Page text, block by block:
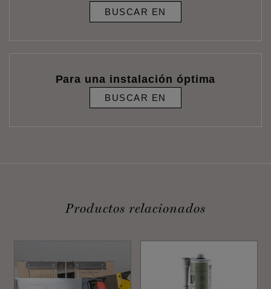
BUSCAR EN
Para una instalación óptima
BUSCAR EN
Productos relacionados